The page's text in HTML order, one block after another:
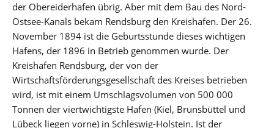
der Obereiderhafen übrig. Aber mit dem Bau des Nord-
Ostsee-Kanals bekam Rendsburg den Kreishafen. Der 26.
November 1894 ist die Geburtsstunde dieses wichtigen
Hafens, der 1896 in Betrieb genommen wurde. Der
Kreishafen Rendsburg, der von der
Wirtschaftsförderungsgesellschaft des Kreises betrieben
wird, ist mit einem Umschlagsvolumen von 500 000
Tonnen der viertwichtigste Hafen (Kiel, Brunsbüttel und
Lübeck liegen vorne) in Schleswig-Holstein. Ist der